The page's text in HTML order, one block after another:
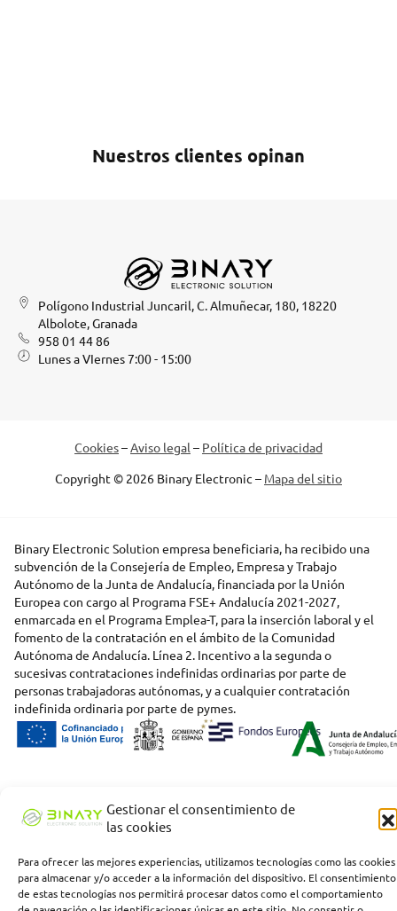
Gestionar el consentimiento de
las cookies
Para ofrecer las mejores experiencias, utilizamos tecnologías como las cookies
para almacenar y/o acceder a la información del dispositivo. El consentimiento
de estas tecnologías nos permitirá procesar datos como el comportamiento
Nuestros clientes opinan
Polígono Industrial Juncaril, C. Almuñecar, 180, 18220
Albolote, Granada
958 01 44 86
Lunes a VIernes 7:00 - 15:00
Cookies–Aviso legal – Política de privacidad
Copyright © 2026 Binary Electronic – Mapa del sitio
Binary Electronic Solution empresa beneficiaria, ha recibido una
subvención de la Consejería de Empleo, Empresa y Trabajo
Autónomo de la Junta de Andalucía, financiada por la Unión
Europea con cargo al Programa FSE+ Andalucía 2021-2027,
enmarcada en el Programa Emplea-T, para la inserción laboral y el
fomento de la contratación en el ámbito de la Comunidad
Autónoma de Andalucía. Línea 2. Incentivo a la segunda o
sucesivas contrataciones indefinidas ordinarias por parte de
personas trabajadoras autónomas, y a cualquier contratación
indefinida ordinaria por parte de pymes.